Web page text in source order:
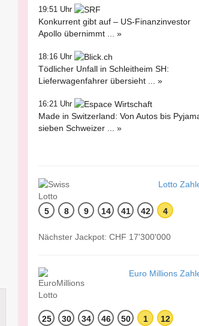
19:51 Uhr
Konkurrent gibt auf – US-Finanzinvestor
Apollo übernimmt ... »
18:16 Uhr
Tödlicher Unfall in Schleitheim SH:
Lieferwagenfahrer übersieht ... »
16:21 Uhr
Made in Switzerland: Von Autos bis
sieben Schweizer ... »
Lotto
5 8 9 14 41 42 4
Nächster Jackpot: CHF 17'300'000
Euro Millions
25 30 34 46 50 1 12